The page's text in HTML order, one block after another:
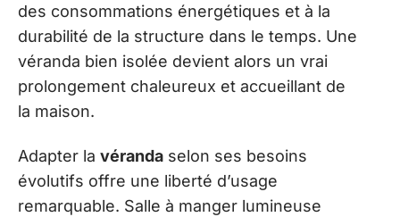
des consommations énergétiques et à la
durabilité de la structure dans le temps. Une
véranda bien isolée devient alors un vrai
prolongement chaleureux et accueillant de
la maison.
Adapter la véranda selon ses besoins
évolutifs offre une liberté d’usage
remarquable. Salle à manger lumineuse